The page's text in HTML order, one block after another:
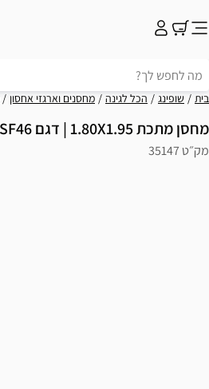
בית שופינג הכל לגינה מחסנים וארגזי אחסון
מחסן מתכת 1.80X1.95 | דגם Garden Top | PSF46
מק״ט 35147